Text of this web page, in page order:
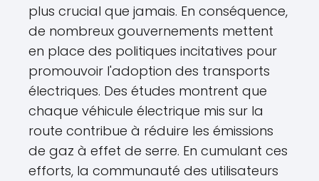
plus crucial que jamais. En conséquence,
de nombreux gouvernements mettent
en place des politiques incitatives pour
promouvoir l'adoption des transports
électriques. Des études montrent que
chaque véhicule électrique mis sur la
route contribue à réduire les émissions
de gaz à effet de serre. En cumulant ces
efforts, la communauté des utilisateurs